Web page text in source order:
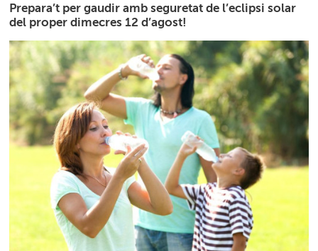
Prepara’t per gaudir amb seguretat de l’eclipsi solar
del proper dimecres 12 d’agost!